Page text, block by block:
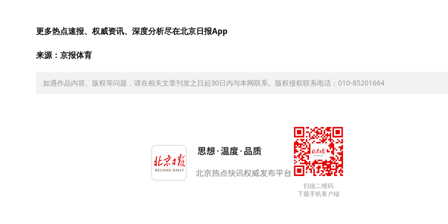
更多热点速报、权威资讯、深度分析尽在北京日报App
来源：京报体育
如遇作品内容、版权等问题，请在相关文章刊发之日起30日内与本网联系。版权侵权联系电话：010-85201664
扫描二维码
下载手机客户端